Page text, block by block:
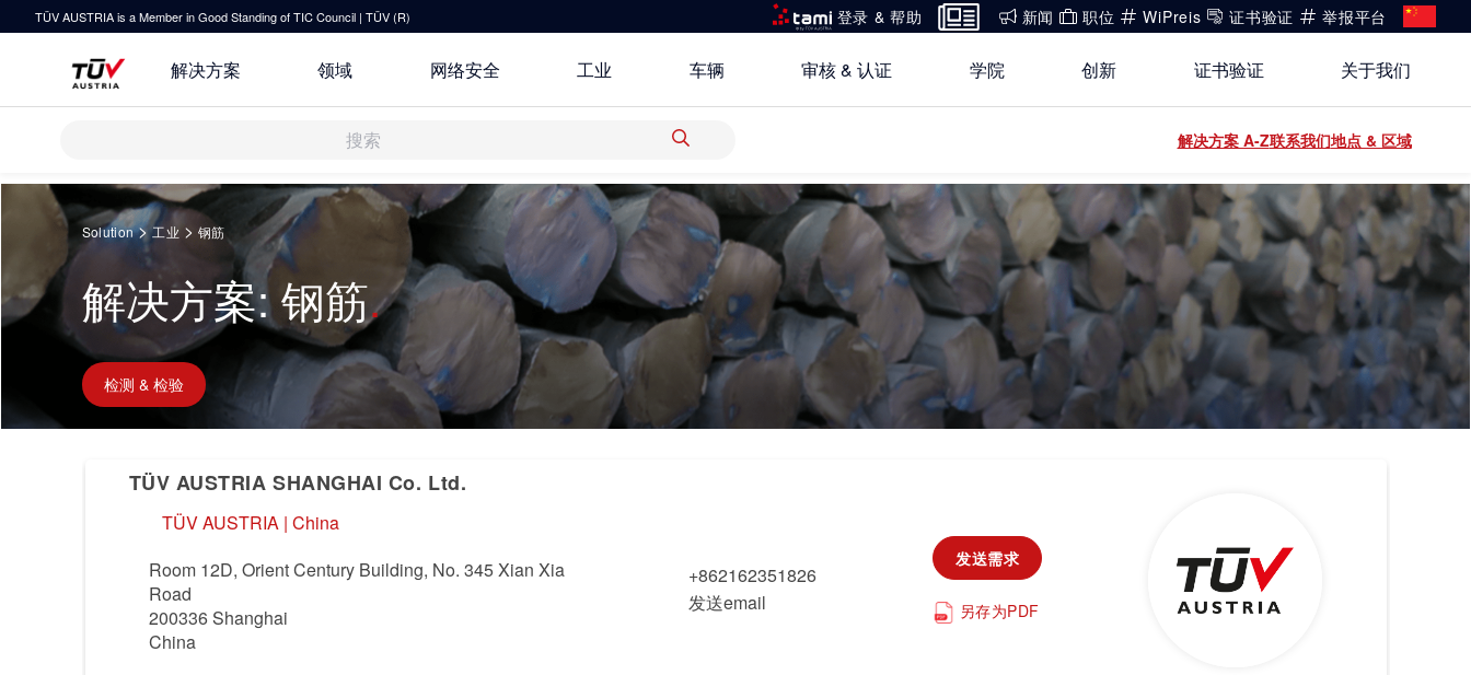
Springe
TÜV AUSTRIA is a Member in Good Standing of TIC Council | TÜV (R) 登录 & 帮助 新闻 职位 WiPreis 证书验证 举报平台
解决方案
解决方案
审核 & 认证
检测 & 检验
培训
指导
贸易 & 商业
机械
所有解决方案
领域
运输 & 交通 银行 & 保险 能源
健康 & 医疗 科学 & 研究 运动 & 健身
休闲 & 娱乐 电子电器 建筑 & 房地产
IT & 安全
贸易 & 商业 可持续发展
网络安全 工业 车辆 审核 & 认证 学院 创新
研发与创新 研究重点
开放创新
技术前瞻
创新平台 白皮书系列
证书验证 关于我们
关于TÜV奥地利 关于TÜV奥地利中国
健康、安全与环境（HSE）政策
联系我们
地点
合规
原则声明
中国区最高管理层宣言
公开信息
TÜV奥地利企业社会责任 (CSR) 报
解决方案 A-Z联系我们地点 & 区域
Solution>工业 >钢筋
解决方案: 钢筋
检测 & 检验
TÜV AUSTRIA SHANGHAI Co. Ltd.
TÜV AUSTRIA | China
Room 12D, Orient Century Building, No. 345 Xian Xia
Road
200336 Shanghai
China
+862162351826
发送email
发送需求
另存为PDF